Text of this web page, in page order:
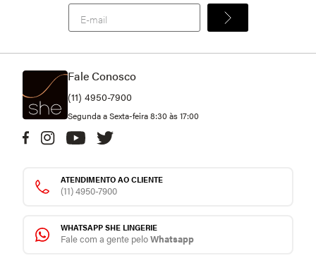
Fale Conosco
(11) 4950-7900
Segunda a Sexta-feira 8:30 às 17:00
ATENDIMENTO AO CLIENTE
(11) 4950-7900
WHATSAPP SHE LINGERIE
Fale com a gente peloWhatsapp